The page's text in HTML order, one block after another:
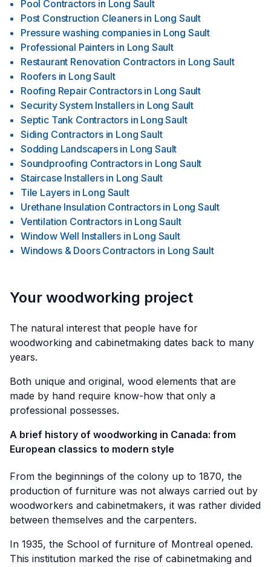
Pool Contractors in Long Sault
Post Construction Cleaners in Long Sault
Pressure washing companies in Long Sault
Professional Painters in Long Sault
Restaurant Renovation Contractors in Long Sault
Roofers in Long Sault
Roofing Repair Contractors in Long Sault
Security System Installers in Long Sault
Septic Tank Contractors in Long Sault
Siding Contractors in Long Sault
Sodding Landscapers in Long Sault
Soundproofing Contractors in Long Sault
Staircase Installers in Long Sault
Tile Layers in Long Sault
Urethane Insulation Contractors in Long Sault
Ventilation Contractors in Long Sault
Window Well Installers in Long Sault
Windows & Doors Contractors in Long Sault
Your woodworking project
The natural interest that people have for
woodworking and cabinetmaking dates back to many
years.
Both unique and original, wood elements that are
made by hand require know-how that only a
professional possesses.
A brief history of woodworking in Canada: from
European classics to modern style
From the beginnings of the colony up to 1870, the
production of furniture was not always carried out by
woodworkers and cabinetmakers, it was rather divided
between themselves and the carpenters.
In 1935, the School of furniture of Montreal opened.
This institution marked the rise of cabinetmaking and